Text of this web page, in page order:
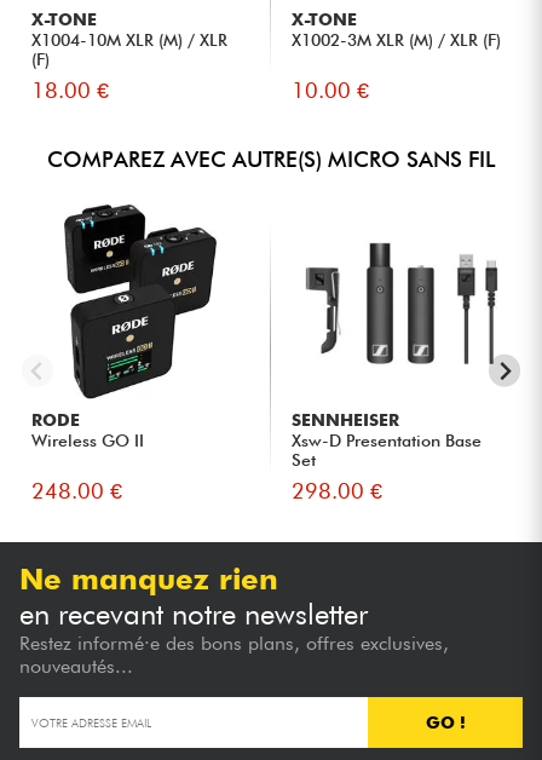
X-TONE
X1004-10M XLR (M) / XLR
(F)
18.00 €
X-TONE
X1002-3M XLR (M) / XLR (F)
10.00 €
COMPAREZ AVEC AUTRE(S) MICRO SANS FIL
RODE
Wireless GO II
248.00 €
SENNHEISER
Xsw-D Presentation Base
Set
298.00 €
Ne manquez rien
en recevant notre newsletter
Restez informé·e des bons plans, offres exclusives,
nouveautés...
GO !